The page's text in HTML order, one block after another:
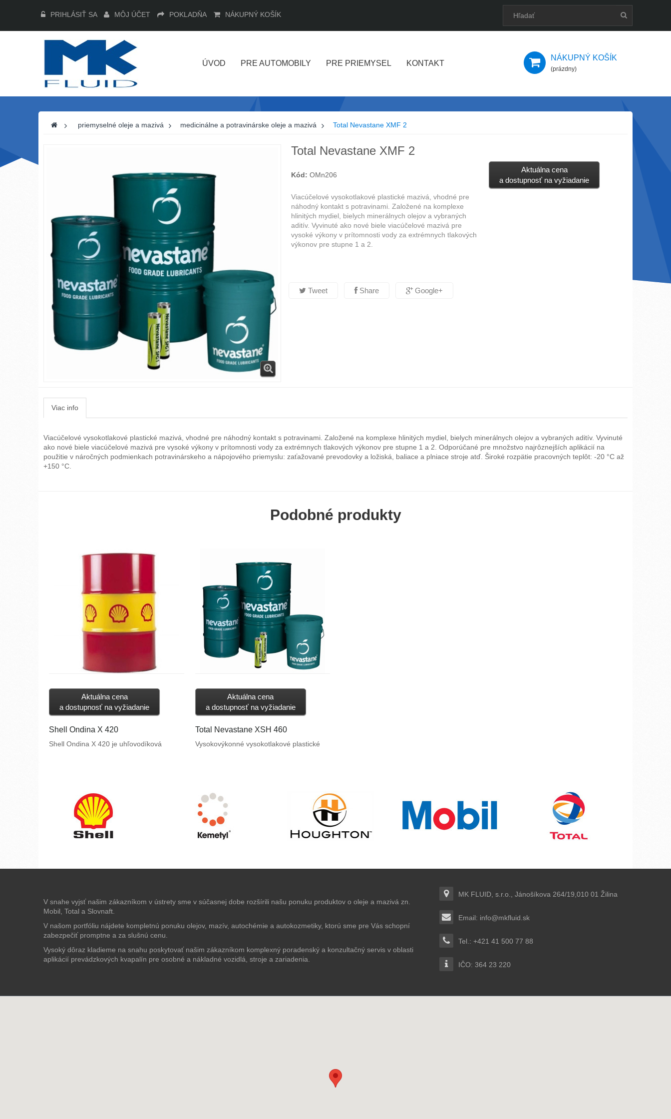
PRIHLÁSIŤ SA MÔJ ÚČET POKLADŇA NÁKUPNÝ KOŠÍK
ÚVOD PRE AUTOMOBILY PRE PRIEMYSEL KONTAKT
NÁKUPNÝ KOŠÍK
(prázdny)
> priemyselné oleje a mazivá > medicinálne a potravinárske oleje a mazivá > Total Nevastane XMF 2
Total Nevastane XMF 2
Kód: OMn206
Viacúčelové vysokotlakové plastické mazivá, vhodné pre
náhodný kontakt s potravinami. Založené na komplexe
hlinitých mydiel, bielych minerálnych olejov a vybraných
aditív. Vyvinuté ako nové biele viacúčelové mazivá pre
vysoké výkony v prítomnosti vody za extrémnych tlakových
výkonov pre stupne 1 a 2.
Tweet Share Google+
Aktuálna cena
a dostupnosť na vyžiadanie
Viac info
Viacúčelové vysokotlakové plastické mazivá, vhodné pre náhodný kontakt s potravinami. Založené na komplexe hlinitých mydiel, bielych minerálnych olejov a vybraných aditív. Vyvinuté
ako nové biele viacúčelové mazivá pre vysoké výkony v prítomnosti vody za extrémnych tlakových výkonov pre stupne 1 a 2. Odporúčané pre množstvo najrôznejších aplikácií na
použitie v náročných podmienkach potravinárskeho a nápojového priemyslu: zaťažované prevodovky a ložiská, baliace a plniace stroje atď. Široké rozpätie pracovných teplôt: -20 °C až
+150 °C.
Podobné produkty
Aktuálna cena
a dostupnosť na vyžiadanie
Shell Ondina X 420
Shell Ondina X 420 je uhľovodíková
predpisov na čistotu.
Aktuálna cena
a dostupnosť na vyžiadanie
Total Nevastane XSH 460
Vysokovýkonné vysokotlakové plastické
V snahe vyjsť našim zákazníkom v ústrety sme v súčasnej dobe rozšírili našu ponuku produktov o oleje a mazivá zn.
Mobil, Total a Slovnaft.
V našom portfóliu nájdete kompletnú ponuku olejov, mazív, autochémie a autokozmetiky, ktorú sme pre Vás schopní
zabezpečiť promptne a za slušnú cenu.
Vysoký dôraz kladieme na snahu poskytovať našim zákazníkom komplexný poradenský a konzultačný servis v oblasti
aplikácií prevádzkových kvapalín pre osobné a nákladné vozidlá, stroje a zariadenia.
MK FLUID, s.r.o., Jánošíkova 264/19,010 01 Žilina
Email: info@mkfluid.sk
Tel.: +421 41 500 77 88
IČO: 364 23 220